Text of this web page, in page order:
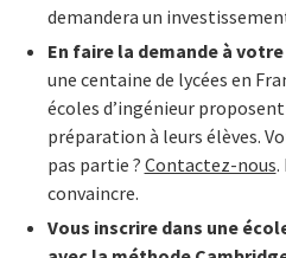
demandera un
En faire la demande à
une centaine de lycées en
écoles d’ingénieur proposent
préparation à leurs élèves.
pas partie ? Contactez-nous.
convaincre.
Vous inscrire dans une